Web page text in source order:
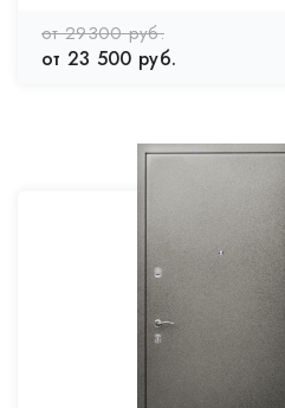
от 29300 руб.
от 23 500 руб.